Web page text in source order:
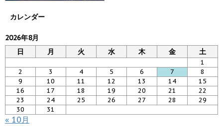
カレンダー
2026年8月
日
月 火 水 木 金 土
1
2
3 4 5 6 7
8
9
10 11 12 13 14
15
16
17 18 19 20 21
22
23
24 25 26 27 28
29
30
31
« 10月